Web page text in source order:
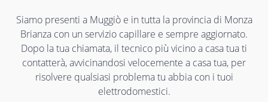
Siamo presenti a Muggiò e in tutta la provincia di Monza
Brianza con un servizio capillare e sempre aggiornato.
Dopo la tua chiamata, il tecnico più vicino a casa tua ti
contatterà, avvicinandosi velocemente a casa tua, per
risolvere qualsiasi problema tu abbia con i tuoi
elettrodomestici.